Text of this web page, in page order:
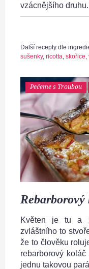
vzácnějšího druhu.
Další recepty dle
sušenky, ricotta skořice
Pečeme s Troubou
Rebarborový
Květen je tu a
zvláštního to
že to člověku
rebarborový
jednu takovou